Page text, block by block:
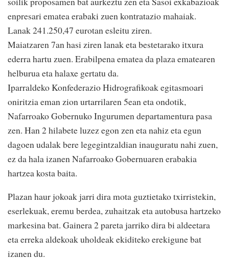
enpresari ematea erabaki zuen kontratazio mahaiak.
Lanak 241.250,47 eurotan esleitu ziren.
Maiatzaren 7an hasi ziren lanak eta bestetarako itxura
ederra hartu zuen. Erabilpena ematea da plaza ematearen
helburua eta halaxe gertatu da.
Iparraldeko Konfederazio Hidrografikoak egitasmoari
oniritzia eman zion urtarrilaren 5ean eta ondotik,
Nafarroako Gobernuko Ingurumen departamentura pasa
zen. Han 2 hilabete luzez egon zen eta nahiz eta egun
dagoen udalak bere legegintzaldian inauguratu nahi zuen,
ez da hala izanen Nafarroako Gobernuaren erabakia
hartzea kosta baita.
Plazan haur jokoak jarri dira mota guztietako txirristekin,
eserlekuak, eremu berdea, zuhaitzak eta autobusa hartzeko
markesina bat. Gainera 2 pareta jarriko dira bi aldeetara
eta erreka aldekoak uholdeak ekiditeko erekigune bat
izanen du.